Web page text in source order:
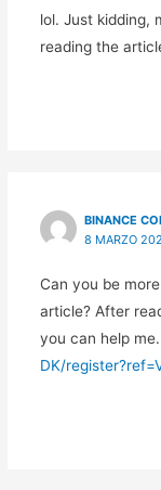
lol. Just kidding,
reading the
BINANCE
8 MARZO
Can you be
article? After
you can help me.
DK/